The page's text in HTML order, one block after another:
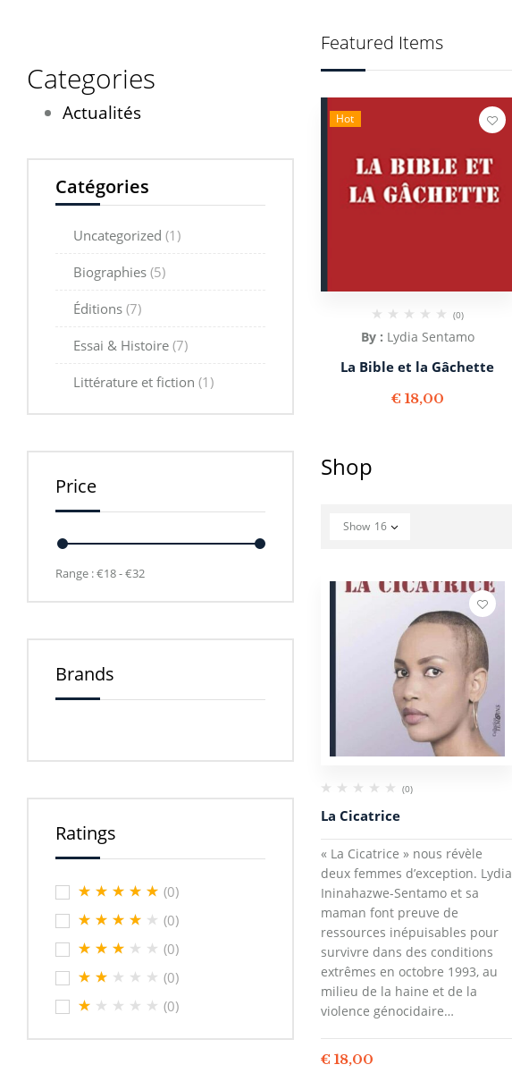
Categories
Actualités
Catégories
Uncategorized (1)
Biographies (5)
Éditions (7)
Essai & Histoire (7)
Littérature et fiction (1)
Price
Range :€18 - €32
Brands
Ratings
(0)
(0)
(0)
(0)
(0)
Featured Items
Hot
(0)
By : Lydia Sentamo
La Bible et la Gâchette
€ 18,00
Shop
Show 16
(0)
La Cicatrice
« La Cicatrice » nous révèle
deux femmes d’exception. Lydia
Ininahazwe-Sentamo et sa
maman font preuve de
ressources inépuisables pour
survivre dans des conditions
extrêmes en octobre 1993, au
milieu de la haine et de la
violence génocidaire…
€ 18,00